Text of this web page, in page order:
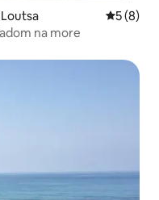
5 (8)
na more